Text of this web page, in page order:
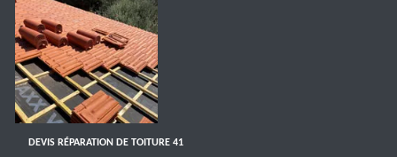
DEVIS RÉPARATION DE TOITURE 41